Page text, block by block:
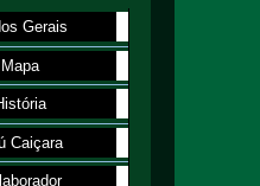
Gerais
Mapa
Caiçara